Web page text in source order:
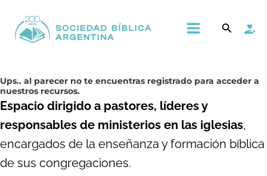
contenido
Buscar
Ups.. al parecer no te encuentras registrado para acceder a
nuestros recursos.
Espacio dirigido a pastores, líderes y
responsables de ministerios en las iglesias,
encargados de la enseñanza y formación bíblica
de sus congregaciones.